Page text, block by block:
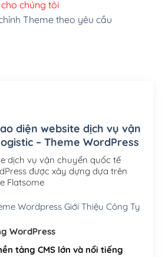
cho site Wordpress(+100,000₫)
.com .net .org (1 năm)
.vn (1 năm)(+550,000₫)
(1 năm) (+450,000₫)
(1 năm) (+650,000₫)
(1 năm) (+950,000₫)
cho chúng tôi
Theme theo yêu cầu
diện website dịch vụ vận
– Theme WordPress
dịch vụ vận chuyển quốc tế
được xây dựng dựa trên
Flatsome
Wordpress Giới Thiệu Công Ty
WordPress
tảng CMS lớn và nổi tiếng